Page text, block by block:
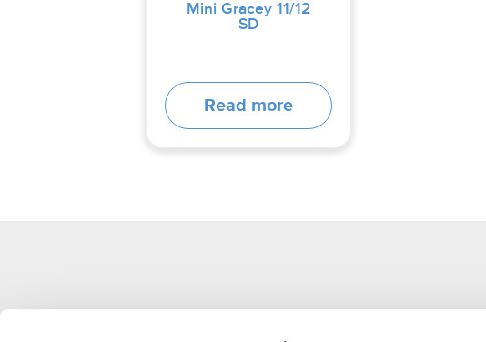
Mini Gracey 11/12
SD
Read more